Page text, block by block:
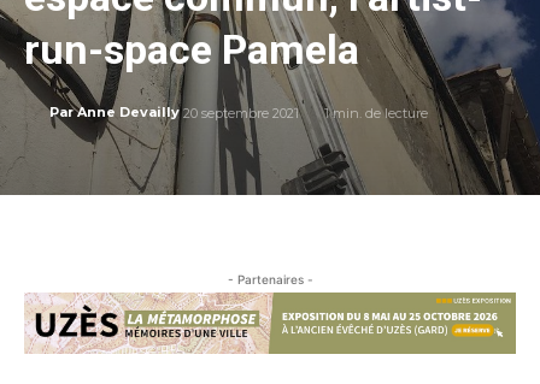
run-space Pamela
Par Anne Devailly 20 septembre 2021 1min. de lecture
- Partenaires -